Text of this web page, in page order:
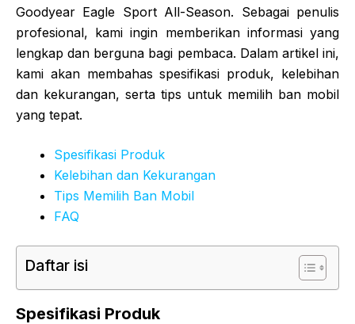
Goodyear Eagle Sport All-Season. Sebagai penulis
profesional, kami ingin memberikan informasi yang
lengkap dan berguna bagi pembaca. Dalam artikel ini,
kami akan membahas spesifikasi produk, kelebihan
dan kekurangan, serta tips untuk memilih ban mobil
yang tepat.
Spesifikasi Produk
Kelebihan dan Kekurangan
Tips Memilih Ban Mobil
FAQ
Daftar isi
Spesifikasi Produk